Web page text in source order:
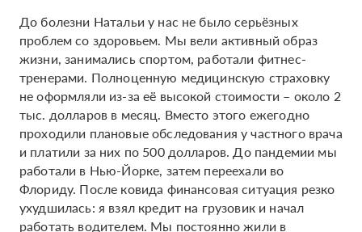
До болезни Натальи у нас не было серьёзных
проблем со здоровьем. Мы вели активный образ
жизни, занимались спортом, работали фитнес-
тренерами. Полноценную медицинскую страховку
не оформляли из-за её высокой стоимости – около 2
тыс. долларов в месяц. Вместо этого ежегодно
проходили плановые обследования у частного врача
и платили за них по 500 долларов. До пандемии мы
работали в Нью-Йорке, затем переехали во
Флориду. После ковида финансовая ситуация резко
ухудшилась: я взял кредит на грузовик и начал
работать водителем. Мы постоянно жили в